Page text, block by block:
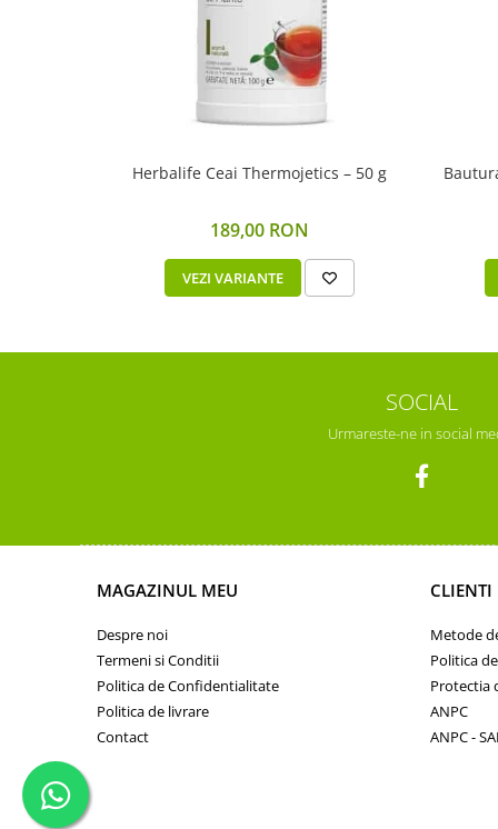
Herbalife Ceai Thermojetics – 50 g
189,00 RON
VEZI VARIANTE
SOCIAL
Urmareste-ne in social
MAGAZINUL MEU
Despre noi
Termeni si Conditii
Politica de Confidentialitate
Politica de livrare
Contact
CLIENTI
Metode
Politica
Protectia
ANPC
ANPC -